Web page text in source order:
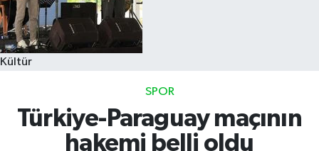
Kültür
SPOR
Türkiye-Paraguay maçının
hakemi belli oldu